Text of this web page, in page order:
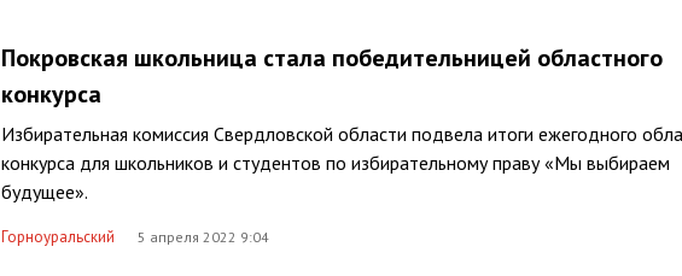
Покровская школьница стала победительницей областного
конкурса
Избирательная комиссия Свердловской области подвела итоги ежегодного
конкурса для школьников и студентов по избирательному праву «Мы выбираем
будущее».
Горноуральский 5 апреля 2022 9:04